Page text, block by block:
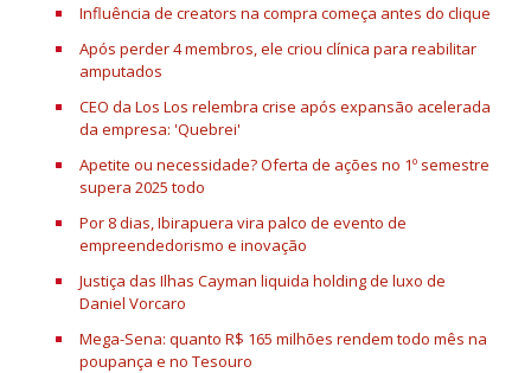
Influência de creators na compra começa antes do clique
Após perder 4 membros, ele criou clínica para reabilitar
amputados
CEO da Los Los relembra crise após expansão acelerada
da empresa: 'Quebrei'
Apetite ou necessidade? Oferta de ações no 1º semestre
supera 2025 todo
Por 8 dias, Ibirapuera vira palco de evento de
empreendedorismo e inovação
Justiça das Ilhas Cayman liquida holding de luxo de
Daniel Vorcaro
Mega-Sena: quanto R$ 165 milhões rendem todo mês na
poupança e no Tesouro